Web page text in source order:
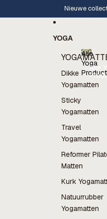
Nieuwe
YOGA
Dikke
Yogamatten
Sticky
Yogamatten
Travel
Yogamatten
Reformer
Matten
Kurk
Natuurrubber
Yogamatten
Alle
Yoga
Alle